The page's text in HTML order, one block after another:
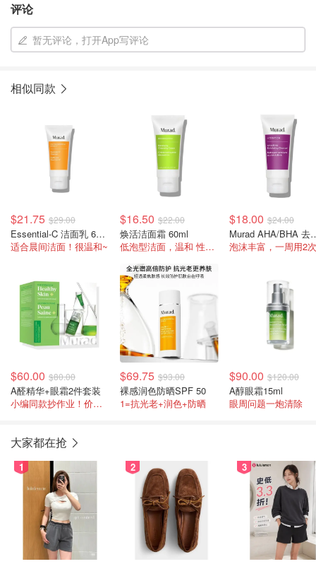
评论
暂无评论，打开App写评论
相似同款
$21.75 $29.00
Essential-C 洁面乳 60ml
适合晨间洁面！很温和~
$16.50 $22.00
焕活洁面霜 60ml
低泡型洁面，温和 性价比高！
$18.00 $24.00
Murad
$60.00 $80.00
A醛精华+眼霜2件套装
小编同款抄作业！价值$95=6折
$69.75 $93.00
裸感润色防晒SPF 50
1=抗光老+润色+防晒
$90.00 $120.00
A醇眼霜15ml
眼周问题一炮清除
大家都在抢
1 2 3